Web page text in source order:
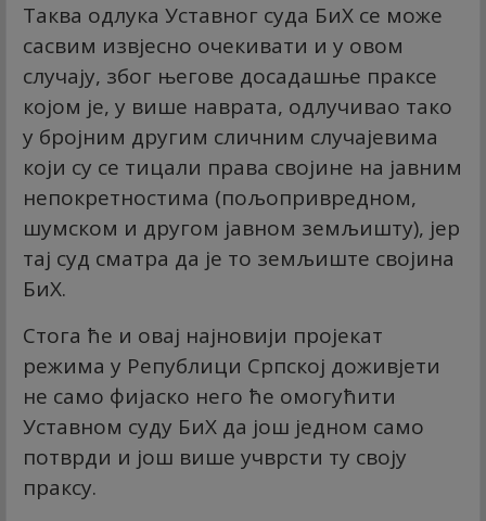
Таква одлука Уставног суда БиХ се може
сасвим извјесно очекивати и у овом
случају, због његове досадашње праксе
којом је, у више наврата, одлучивао тако
у бројним другим сличним случајевима
који су се тицали права својине на јавним
непокретностима (пољопривредном,
шумском и другом јавном земљишту), јер
тај суд сматра да је то земљиште својина
БиХ.
Стога ће и овај најновији пројекат
режима у Републици Српској доживјети
не само фијаско него ће омогућити
Уставном суду БиХ да још једном само
потврди и још више учврсти ту своју
праксу.